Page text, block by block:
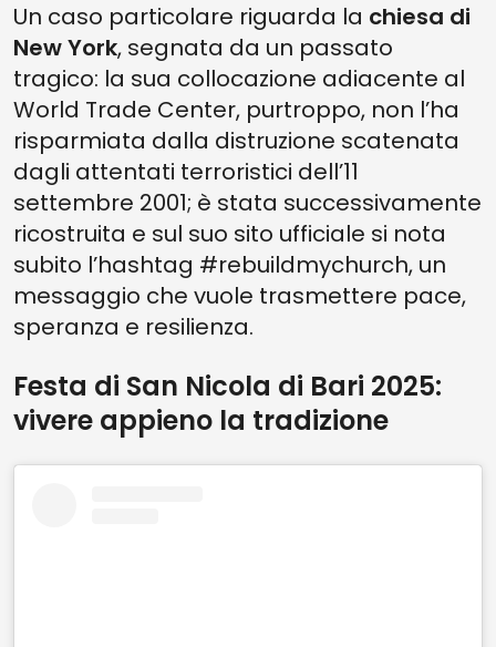
Un caso particolare riguarda la chiesa di
New York, segnata da un passato
tragico: la sua collocazione adiacente al
World Trade Center, purtroppo, non l’ha
risparmiata dalla distruzione scatenata
dagli attentati terroristici dell’11
settembre 2001; è stata successivamente
ricostruita e sul suo sito ufficiale si nota
subito l’hashtag #rebuildmychurch, un
messaggio che vuole trasmettere pace,
speranza e resilienza.
Festa di San Nicola di Bari 2025:
vivere appieno la tradizione